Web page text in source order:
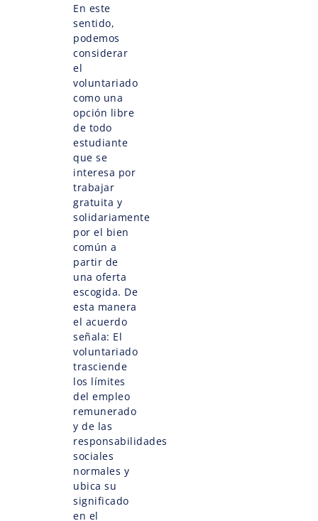
En este
sentido,
podemos
considerar
el
voluntariado
como una
opción libre
de todo
estudiante
que se
interesa por
trabajar
gratuita y
solidariamente
por el bien
común a
partir de
una oferta
escogida. De
esta manera
el acuerdo
señala: El
voluntariado
trasciende
los límites
del empleo
remunerado
y de las
responsabilidades
sociales
normales y
ubica su
significado
en el